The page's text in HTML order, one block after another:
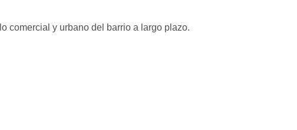
comercial y urbano del barrio a largo plazo.